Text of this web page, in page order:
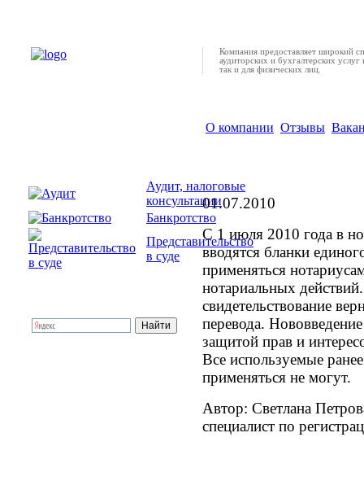
Аудит, налоговые
консультации
Банкротство
Представительство
в суде
Компания предоставляет широкий
аудиторских и бухгалтерских услуг
так и для физических лиц.
О компании Отзывы
01.07.2010
С 1 июля 2010 года в
вводятся бланки
применяться
нотариальных
свидетельствование
перевода.
защитой прав и
Все используемые
применяться не могут.
Автор: Светлана
специалист по